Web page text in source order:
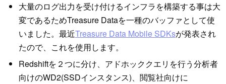
大量のログ出力を受け付けるインフラを構築する事は大
変であるためTreasure Dataを一種のバッファとして使
いました。最近Treasure Data Mobile SDKsが発表され
たので、これを使用します。
Redshiftを２つに分け、アドホッククエリを行う分析者
向けのWD2(SSDインスタンス)、閲覧社向けに